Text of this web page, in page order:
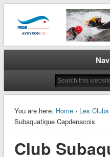
CODEP 12
La plongée en Aveyron…
You are here: Home› Les
Subaquatique Capdenacois
Club